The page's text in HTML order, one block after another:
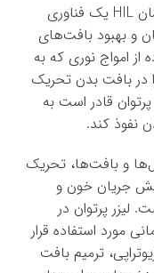
لیزر پرتوان (High Intensity Laser) یا همان HIL یک فناوری
و بهبود بافت‌های
از امواج نوری که به
در بافت بدن تحریک
قادر است به
نفوذ کند.
و بافت‌ها، تحریک
جریان خون و
لیزر پرتوان در
مورد استفاده قرار
ترمیم بافت